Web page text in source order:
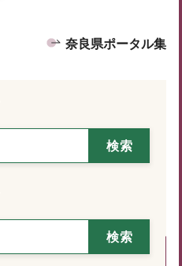
奈良県ポータル集